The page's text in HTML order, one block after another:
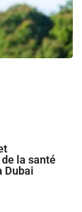
la santé
Dubai